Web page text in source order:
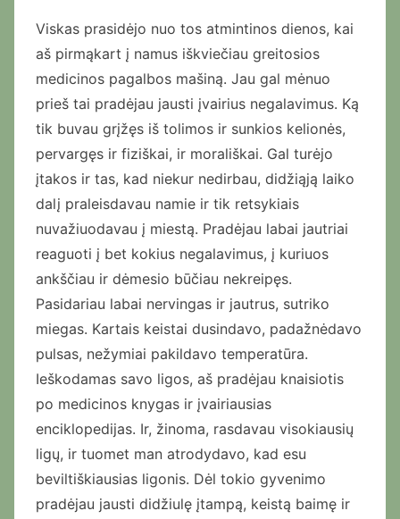
Viskas prasidėjo nuo tos atmintinos dienos, kai
aš pirmąkart į namus iškviečiau greitosios
medicinos pagalbos mašiną. Jau gal mėnuo
prieš tai pradėjau jausti įvairius negalavimus. Ką
tik buvau grįžęs iš tolimos ir sunkios kelionės,
pervargęs ir fiziškai, ir morališkai. Gal turėjo
įtakos ir tas, kad niekur nedirbau, didžiąją laiko
dalį praleisdavau namie ir tik retsykiais
nuvažiuodavau į miestą. Pradėjau labai jautriai
reaguoti į bet kokius negalavimus, į kuriuos
ankščiau ir dėmesio būčiau nekreipęs.
Pasidariau labai nervingas ir jautrus, sutriko
miegas. Kartais keistai dusindavo, padažnėdavo
pulsas, nežymiai pakildavo temperatūra.
Ieškodamas savo ligos, aš pradėjau knaisiotis
po medicinos knygas ir įvairiausias
enciklopedijas. Ir, žinoma, rasdavau visokiausių
ligų, ir tuomet man atrodydavo, kad esu
beviltiškiausias ligonis. Dėl tokio gyvenimo
pradėjau jausti didžiulę įtampą, keistą baimę ir